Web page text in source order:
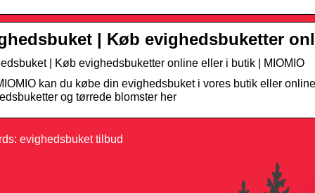
| Køb evighedsbuketter
| Køb evighedsbuketter online eller i butik | MIOMIO
kan du købe din evighedsbuket i vores butik eller
og tørrede blomster her
evighedsbuket tilbud